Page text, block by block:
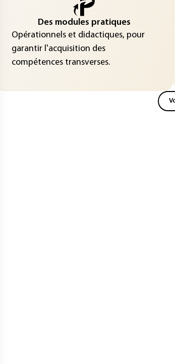
Des modules pratiques
Opérationnels et didactiques, pour
garantir l'acquisition des
compétences transverses.